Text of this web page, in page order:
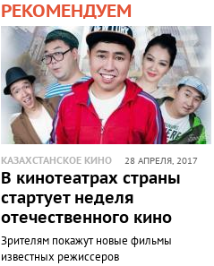
РЕКОМЕНДУЕМ
КАЗАХСТАНСКОЕ КИНО 28 АПРЕЛЯ, 2017
В кинотеатрах страны
стартует неделя
отечественного кино
Зрителям покажут новые фильмы
известных режиссеров